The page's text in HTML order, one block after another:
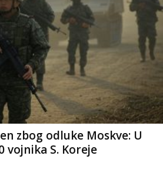
zbog odluke Moskve: U
vojnika S. Koreje